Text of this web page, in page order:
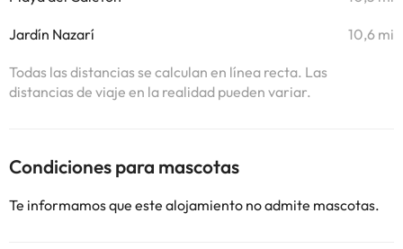
Jardín Nazarí 10,6 mi
Todas las distancias se calculan en línea recta. Las
distancias de viaje en la realidad pueden variar.
Condiciones para mascotas
Te informamos que este alojamiento no admite mascotas.